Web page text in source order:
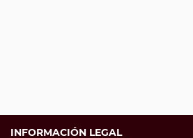
INFORMACIÓN LEGAL